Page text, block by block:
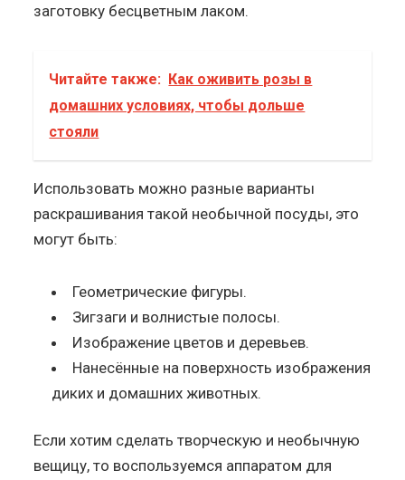
заготовку бесцветным лаком.
Читайте также: Как оживить розы в
домашних условиях, чтобы дольше
стояли
Использовать можно разные варианты
раскрашивания такой необычной посуды, это
могут быть:
Геометрические фигуры.
Зигзаги и волнистые полосы.
Изображение цветов и деревьев.
Нанесённые на поверхность изображения
диких и домашних животных.
Если хотим сделать творческую и необычную
вещицу, то воспользуемся аппаратом для